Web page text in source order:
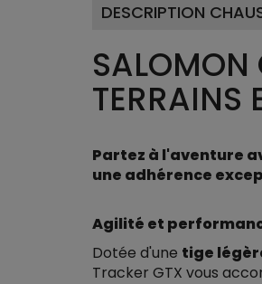
DESCRIPTION
SALOMON
TERRAINS
Partez à l'aventure
une adhérence
Agilité et
Dotée d'une tige
Tracker GTX vous